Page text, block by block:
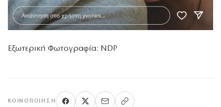
Εξωτερική Φωτογραφία: NDP
ΚΟΙΝΟΠΟΊΗΣΗ